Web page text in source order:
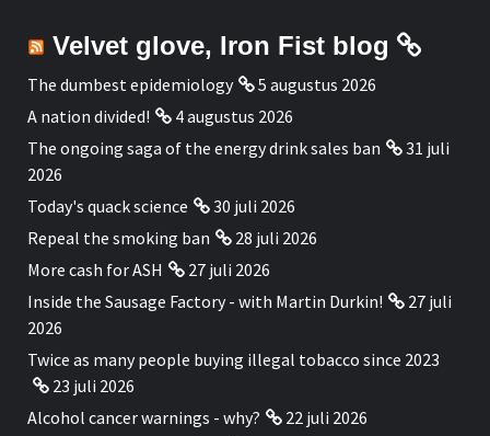
Velvet glove, Iron Fist blog
The dumbest epidemiology
5 augustus 2026
A nation divided!
4 augustus 2026
The ongoing saga of the energy drink sales ban
31 juli
2026
Today's quack science
30 juli 2026
Repeal the smoking ban
28 juli 2026
More cash for ASH
27 juli 2026
Inside the Sausage Factory - with Martin Durkin!
27 juli
2026
Twice as many people buying illegal tobacco since 2023
23 juli 2026
Alcohol cancer warnings - why?
22 juli 2026